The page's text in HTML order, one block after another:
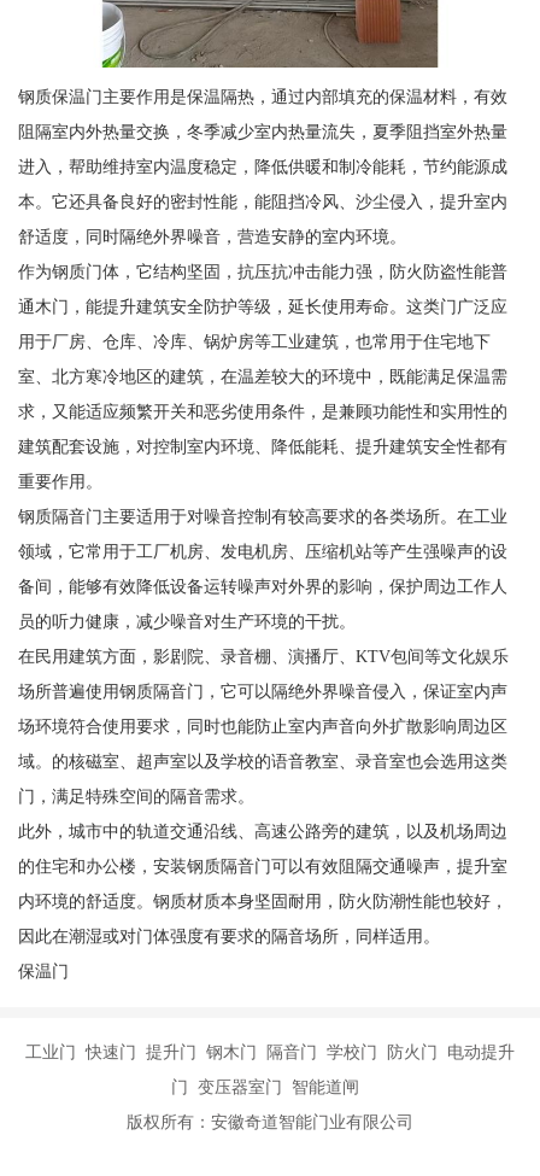
钢质保温门主要作用是保温隔热，通过内部填充的保温材料，有效
阻隔室内外热量交换，冬季减少室内热量流失，夏季阻挡室外热量
进入，帮助维持室内温度稳定，降低供暖和制冷能耗，节约能源成
本。它还具备良好的密封性能，能阻挡冷风、沙尘侵入，提升室内
舒适度，同时隔绝外界噪音，营造安静的室内环境。
作为钢质门体，它结构坚固，抗压抗冲击能力强，防火防盗性能普
通木门，能提升建筑安全防护等级，延长使用寿命。这类门广泛应
用于厂房、仓库、冷库、锅炉房等工业建筑，也常用于住宅地下
室、北方寒冷地区的建筑，在温差较大的环境中，既能满足保温需
求，又能适应频繁开关和恶劣使用条件，是兼顾功能性和实用性的
建筑配套设施，对控制室内环境、降低能耗、提升建筑安全性都有
重要作用。
钢质隔音门主要适用于对噪音控制有较高要求的各类场所。在工业
领域，它常用于工厂机房、发电机房、压缩机站等产生强噪声的设
备间，能够有效降低设备运转噪声对外界的影响，保护周边工作人
员的听力健康，减少噪音对生产环境的干扰。
在民用建筑方面，影剧院、录音棚、演播厅、KTV包间等文化娱乐
场所普遍使用钢质隔音门，它可以隔绝外界噪音侵入，保证室内声
场环境符合使用要求，同时也能防止室内声音向外扩散影响周边区
域。的核磁室、超声室以及学校的语音教室、录音室也会选用这类
门，满足特殊空间的隔音需求。
此外，城市中的轨道交通沿线、高速公路旁的建筑，以及机场周边
的住宅和办公楼，安装钢质隔音门可以有效阻隔交通噪声，提升室
内环境的舒适度。钢质材质本身坚固耐用，防火防潮性能也较好，
因此在潮湿或对门体强度有要求的隔音场所，同样适用。
保温门
工业门 快速门 提升门 钢木门 隔音门 学校门 防火门 电动提升
门 变压器室门 智能道闸
版权所有：安徽奇道智能门业有限公司